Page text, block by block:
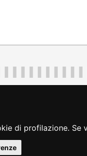
di profilazione.
di accessibilità